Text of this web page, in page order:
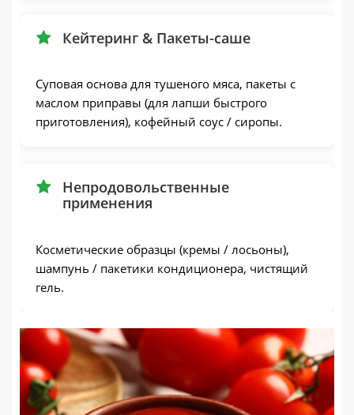
Кейтеринг & Пакеты-саше
Суповая основа для тушеного мяса, пакеты с
маслом приправы (для лапши быстрого
приготовления), кофейный соус / сиропы.
Непродовольственные
применения
Косметические образцы (кремы / лосьоны),
шампунь / пакетики кондиционера, чистящий
гель.